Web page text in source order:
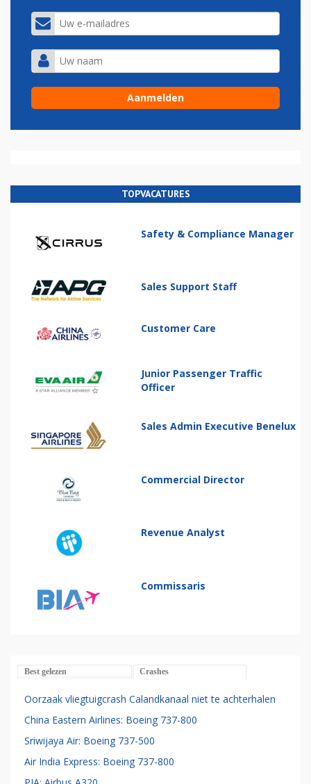
TOPVACATURES
Safety & Compliance Manager
Sales Support Staff
Customer Care
Junior Passenger Traffic
Officer
Sales Admin Executive Benelux
Commercial Director
Revenue Analyst
Commissaris
Best gelezen Crashes
Oorzaak vliegtuigcrash Calandkanaal niet te achterhalen
China Eastern Airlines: Boeing 737-800
Sriwijaya Air: Boeing 737-500
Air India Express: Boeing 737-800